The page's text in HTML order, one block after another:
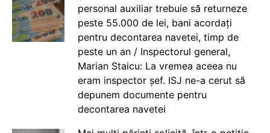
personal auxiliar trebuie să returneze
peste 55.000 de lei, bani acordați
pentru decontarea navetei, timp de
peste un an / Inspectorul general,
Marian Staicu: La vremea aceea nu
eram inspector șef. ISJ ne-a cerut să
depunem documente pentru
decontarea navetei